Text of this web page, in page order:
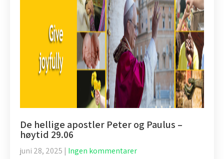
De hellige apostler Peter og Paulus –
høytid 29.06
juni 28, 2025 | Ingen kommentarer